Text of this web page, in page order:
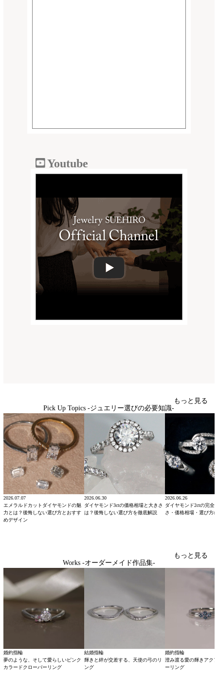
Youtube
Pick Up Topics -ジュエリー選びの必要知識-
もっと見る
2026.07.07
エメラルドカットダイヤモンドの魅
力とは？後悔しない選び方とおすす
めデザイン
2026.06.30
ダイヤモンド3ctの価格相場と大きさ
は？後悔しない選び方を徹底解説
2026.06.26
ダイヤモンド2ctの完全
さ・価格相場・選び方
Works -オーダーメイド作品集-
もっと見る
婚約指輪
夢のような、そして愛らしいピンク
カラードクローバーリング
結婚指輪
輝きと絆が交差する、天使の弓のリ
ング
婚約指輪
澄み渡る愛の輝きアク
ーリング